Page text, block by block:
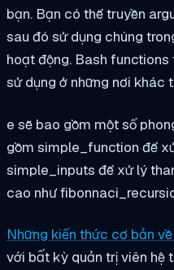
bạn. Bạn có thể truyền
sau đó sử dụng chúng
hoạt động. Bash
sử dụng ở những nơi khác
e sẽ bao gồm một số
gồm simple_function để
simple_inputs để xử lý
cao như
Những kiến thức cơ bản
với bất kỳ quản trị viên hệ